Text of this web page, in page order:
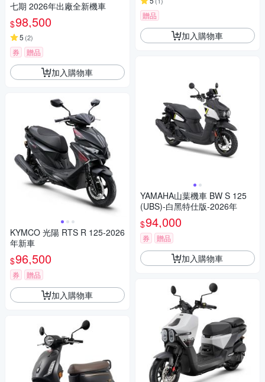
七期 2026年出廠全新機車
$98,500
5 (2)
券 贈品
加入購物車
KYMCO 光陽 RTS R 125-2026
年新車
$96,500
券 贈品
加入購物車
贈品
加入購物車
YAMAHA山葉機車 BW S 125
(UBS)-白黑特仕版-2026年
$94,000
券 贈品
加入購物車